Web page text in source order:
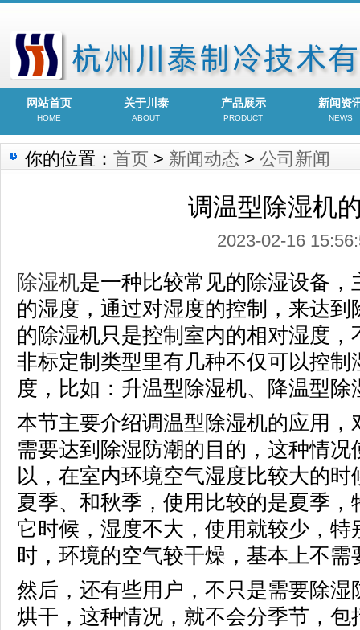
网站首页
HOME
关于川泰
ABOUT
产品展示
PRODUCT
新闻资
NEWS
你的位置： 首页 > 新闻动态 > 公司新闻
调温型除湿机
2023-02-16
除湿机是一种比较常见的除湿设备
的湿度，通过对湿度的控制，来达
的除湿机只是控制室内的相对湿度
非标定制类型里有几种不仅可以控
度，比如：升温型除湿机、降温型
本节主要介绍调温型除湿机的应用
需要达到除湿防潮的目的，这种情
以，在室内环境空气湿度比较大的
夏季、和秋季，使用比较的是夏季
它时候，湿度不大，使用就较少，
时，环境的空气较干燥，基本上不需
然后，还有些用户，不只是需要除
烘干，这种情况，就不会分季节，